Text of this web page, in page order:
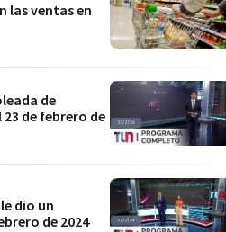
las ventas en
de
de febrero de
dio un
de 2024